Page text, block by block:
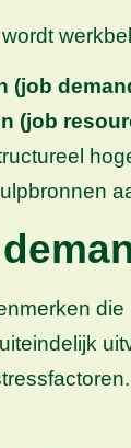
(job
(job